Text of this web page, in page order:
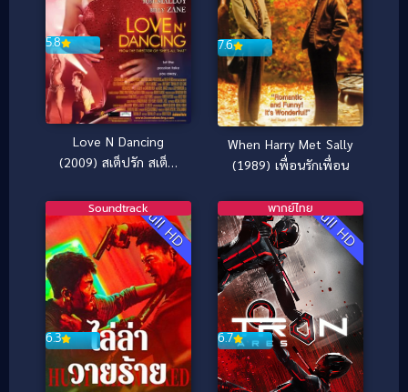
5.8
Love N Dancing
(2009) สเต็ปรัก สเต็ป
7.6
When Harry Met Sally
(1989) เพื่อนรักเพื่อน
Full HD
6.3
Soundtrack Full HD
6.7
พากย์ไทย